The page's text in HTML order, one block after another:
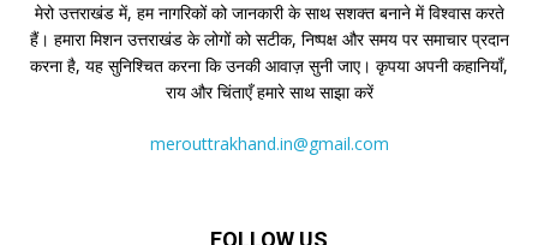
मेरो उत्तराखंड में, हम नागरिकों को जानकारी के साथ सशक्त बनाने में विश्वास करते
हैं। हमारा मिशन उत्तराखंड के लोगों को सटीक, निष्पक्ष और समय पर समाचार प्रदान
करना है, यह सुनिश्चित करना कि उनकी आवाज़ सुनी जाए। कृपया अपनी कहानियाँ,
राय और चिंताएँ हमारे साथ साझा करें
merouttrakhand.in@gmail.com
FOLLOW US